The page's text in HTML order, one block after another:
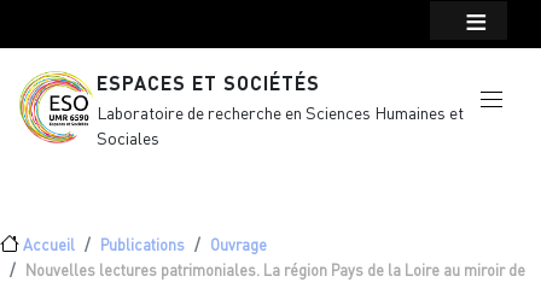
ESPACES ET SOCIÉTÉS
Laboratoire de recherche en Sciences Humaines et
Sociales
Fil d'Ariane
Accueil Publications
Ouvrage
Nouvelles lectures patrimoniales. La région Pays de la Loire au miroir de